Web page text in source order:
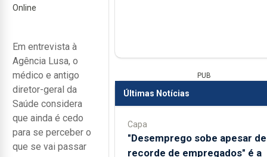
Online
Em entrevista à
Agência Lusa, o
médico e antigo
diretor-geral da
Saúde considera
que ainda é cedo
para se perceber o
que se vai passar
PUB
Últimas Notícias
Capa
"Desemprego sobe apesar de
recorde de empregados" é a